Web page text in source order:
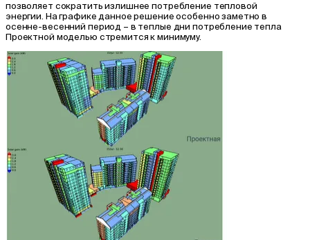
позволяет сократить излишнее потребление тепловой
энергии. На графике данное решение особенно заметно в
осенне-весенний период – в теплые дни потребление тепла
Проектной моделью стремится к минимуму.